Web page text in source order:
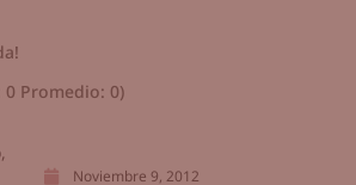
0 Promedio: 0)
,
Noviembre 9, 2012